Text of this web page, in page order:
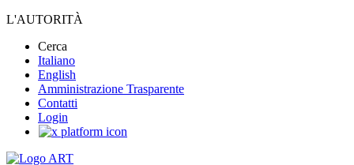
L'AUTORITÀ
Cerca
Italiano
English
Amministrazione Trasparente
Contatti
Login